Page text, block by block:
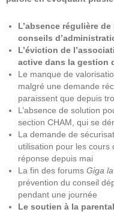
L’absence régulière
conseils
L’éviction de
active dans la gestion
Le manque de
malgré une demande
paraissent que depuis
L’absence de solution
section CHAM, qui se
La demande de
utilisation pour les cours
réponse depuis mai
La fin des forums Giga
prévention du conseil
pendant une journée
Le soutien à la